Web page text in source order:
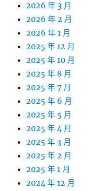
2026 年 3 月
2026 年 2 月
2026 年 1 月
2025 年 12 月
2025 年 10 月
2025 年 8 月
2025 年 7 月
2025 年 6 月
2025 年 5 月
2025 年 4 月
2025 年 3 月
2025 年 2 月
2025 年 1 月
2024 年 12 月